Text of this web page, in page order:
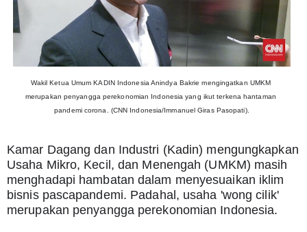
Wakil Ketua Umum KADIN Indonesia Anindya Bakrie mengingatkan UMKM
merupakan penyangga perekonomian Indonesia yang ikut terkena hantaman
pandemi corona. (CNN Indonesia/Immanuel Giras Pasopati).
Kamar Dagang dan Industri (Kadin) mengungkapkan
Usaha Mikro, Kecil, dan Menengah (UMKM) masih
menghadapi hambatan dalam menyesuaikan iklim
bisnis pascapandemi. Padahal, usaha 'wong cilik'
merupakan penyangga perekonomian Indonesia.